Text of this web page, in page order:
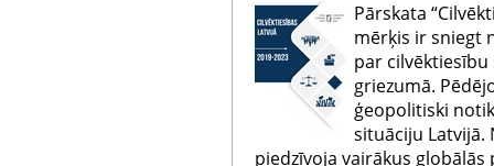
Pārskata
mērķis ir sniegt
par
griezumā.
ģeopolitiski
situāciju Latvijā.
piedzīvoja vairākus globālās